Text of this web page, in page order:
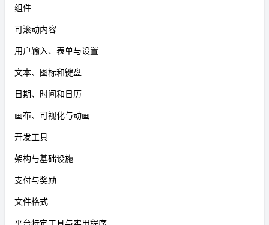
组件
可滚动内容
用户输入、表单与设置
文本、图标和键盘
日期、时间和日历
画布、可视化与动画
开发工具
架构与基础设施
支付与奖励
文件格式
平台特定工具与实用程序